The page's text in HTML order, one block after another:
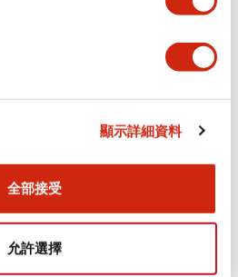
顯示詳細資料
全部接受
允許選擇
認證與標準